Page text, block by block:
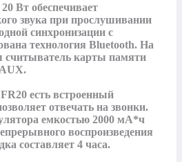
Вт обеспечивает
звука при прослушивании
синхронизации с
технология Bluetooth. На
считыватель карты памяти
есть встроенный
отвечать на звонки.
емкостью 2000 мА*ч
воспроизведения
составляет 4 часа.